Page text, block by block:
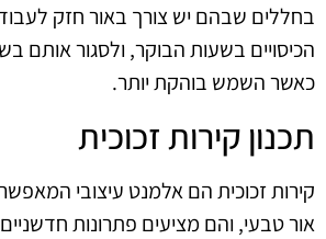
בחללים שבהם יש צורך באור חזק
הכיסויים בשעות הבוקר, ולסגור אותם
כאשר השמש בוהקת יותר.
תכנון קירות זכוכית
קירות זכוכית הם אלמנט עיצובי
אור טבעי, והם מציעים פתרונות